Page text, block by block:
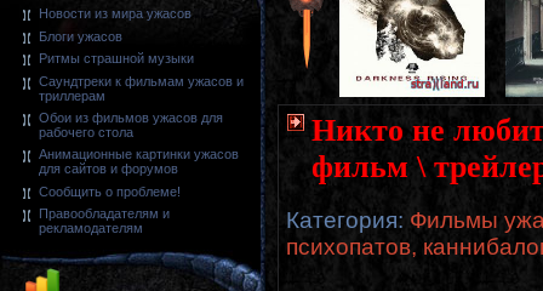
Новости из мира ужасов
Блоги ужасов
Ритмы страшной музыки
Саундтреки к фильмам ужасов и
триллерам
Обои из фильмов ужасов для
рабочего стола
Анимационные картинки ужасов
для сайтов и форумов
Сообщить о проблеме!
Правообладателям и
рекламодателям
Никто не
фильм \
Категория: Фильмы
психопатов,